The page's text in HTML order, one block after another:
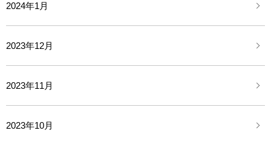
2024年1月
2023年12月
2023年11月
2023年10月